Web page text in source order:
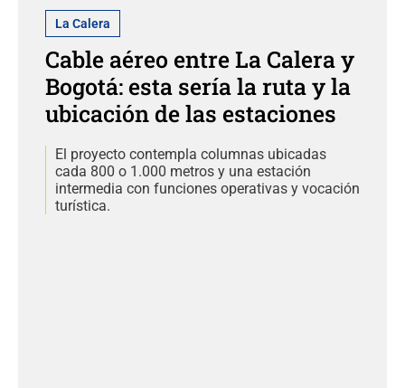
La Calera
Cable aéreo entre La Calera y
Bogotá: esta sería la ruta y la
ubicación de las estaciones
El proyecto contempla columnas ubicadas
cada 800 o 1.000 metros y una estación
intermedia con funciones operativas y vocación
turística.